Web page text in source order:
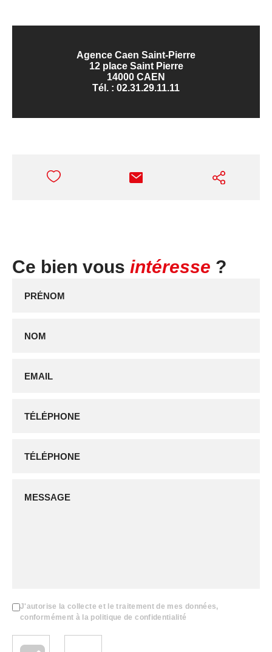
Agence Caen Saint-Pierre
12 place Saint Pierre
14000 CAEN
Tél. : 02.31.29.11.11
Ce bien vous intéresse ?
J'autorise la collecte et le traitement de mes données,
conformément à la politique de confidentialité